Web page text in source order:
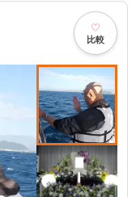
比較